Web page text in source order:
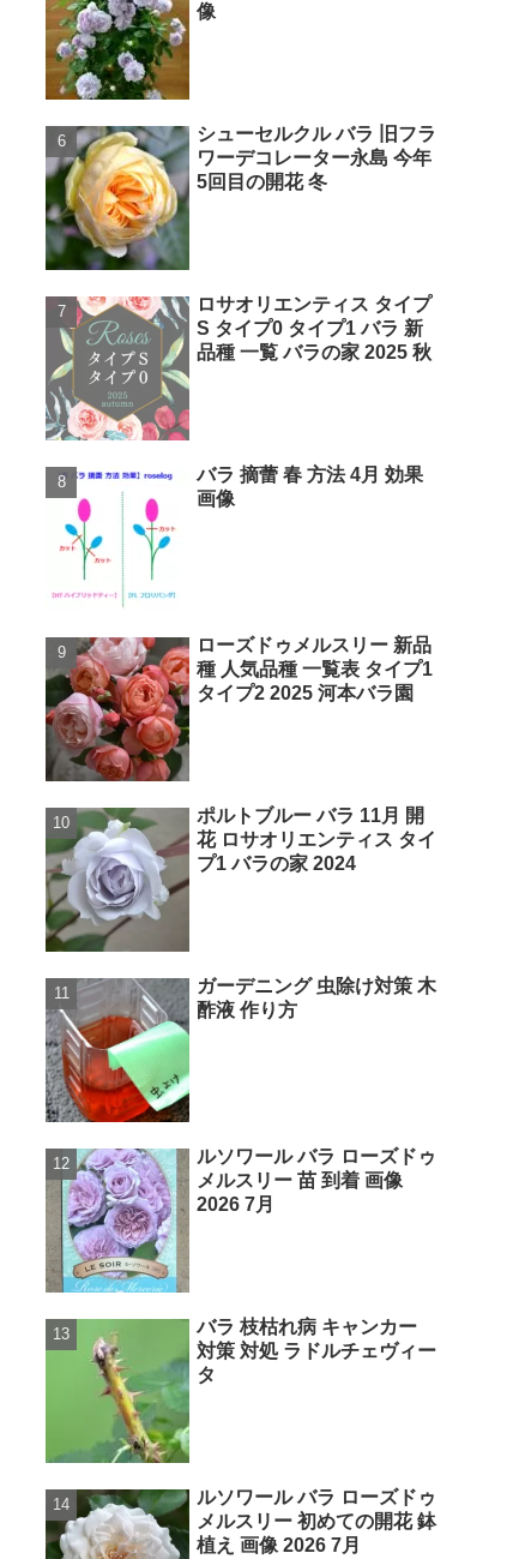
像
シューセルクル バラ 旧フラ
ワーデコレーター永島 今年
5回目の開花 冬
ロサオリエンティス タイプ
S タイプ0 タイプ1 バラ 新
品種 一覧 バラの家 2025 秋
バラ 摘蕾 春 方法 4月 効果
画像
ローズドゥメルスリー 新品
種 人気品種 一覧表 タイプ1
タイプ2 2025 河本バラ園
ポルトブルー バラ 11月 開
花 ロサオリエンティス タイ
プ1 バラの家 2024
ガーデニング 虫除け対策 木
酢液 作り方
ルソワール バラ ローズドゥ
メルスリー 苗 到着 画像
2026 7月
バラ 枝枯れ病 キャンカー
対策 対処 ラドルチェヴィー
タ
ルソワール バラ ローズドゥ
メルスリー 初めての開花 鉢
植え 画像 2026 7月